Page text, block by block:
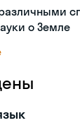
о Земле